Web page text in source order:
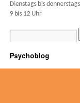
Dienstags bis donnerstags
9 bis 12 Uhr
Psychoblog